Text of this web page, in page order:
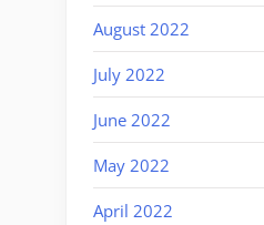
August 2022
July 2022
June 2022
May 2022
April 2022